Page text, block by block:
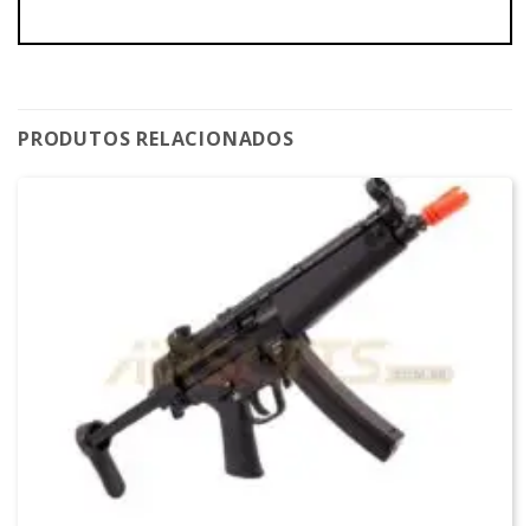
PRODUTOS RELACIONADOS